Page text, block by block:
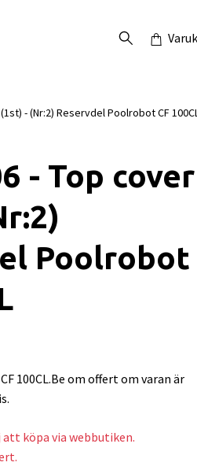
- (Nr:2) Reservdel Poolrobot CF
- Top cover
Poolrobot
100CL.Be om offert om varan är
köpa via webbutiken.